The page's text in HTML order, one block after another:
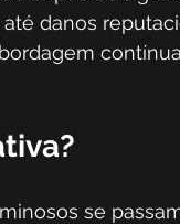
danos
se